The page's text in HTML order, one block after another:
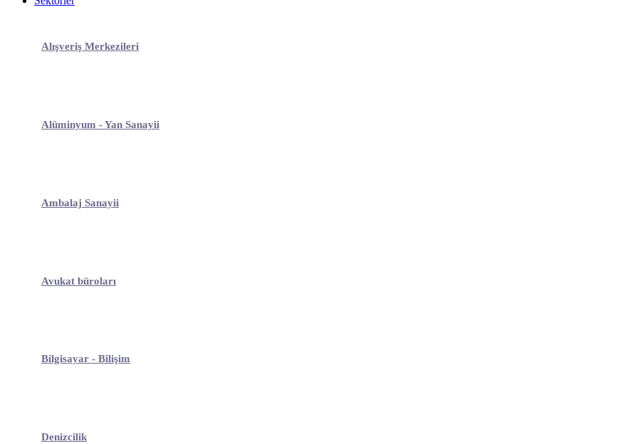
Alışveriş Merkezileri
Alüminyum - Yan Sanayii
Ambalaj Sanayii
Avukat büroları
Bilgisayar - Bilişim
Denizcilik